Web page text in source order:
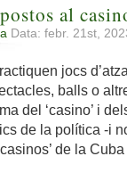
al
Data: febr. 21st,
jocs
balls o
del ‘casino’ i
de la política -i
de la